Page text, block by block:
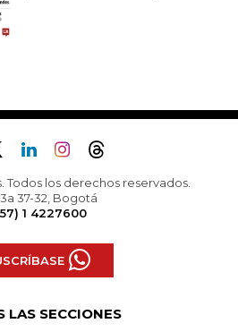
Todos los derechos reservados.
37-32, Bogotá
1 4227600
LAS SECCIONES